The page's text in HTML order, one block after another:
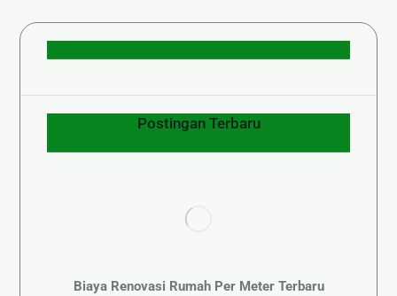
Postingan Terbaru
Biaya Renovasi Rumah Per Meter Terbaru